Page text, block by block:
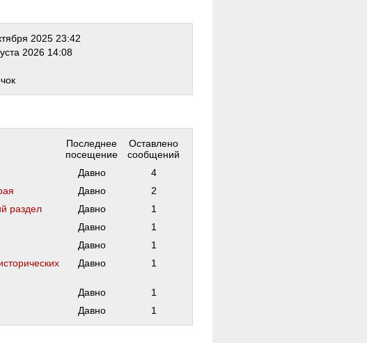
2025 23:42
2026 14:08
Последнее
посещение
Оставлено
сообщений
Давно
4
Давно
2
раздел Давно
1
Давно
1
Давно
1
Давно 1
Давно
1
Давно 1